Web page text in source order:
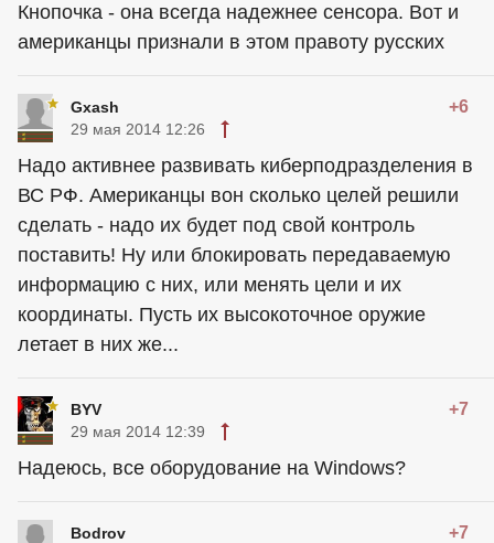
Кнопочка - она всегда надежнее сенсора. Вот и
американцы признали в этом правоту русских
Gxash +6
29 мая 2014 12:26
Надо активнее развивать киберподразделения в
ВС РФ. Американцы вон сколько целей решили
сделать - надо их будет под свой контроль
поставить! Ну или блокировать передаваемую
информацию с них, или менять цели и их
координаты. Пусть их высокоточное оружие
летает в них же...
BYV +7
29 мая 2014 12:39
Надеюсь, все оборудование на Windows?
Bodrov +7